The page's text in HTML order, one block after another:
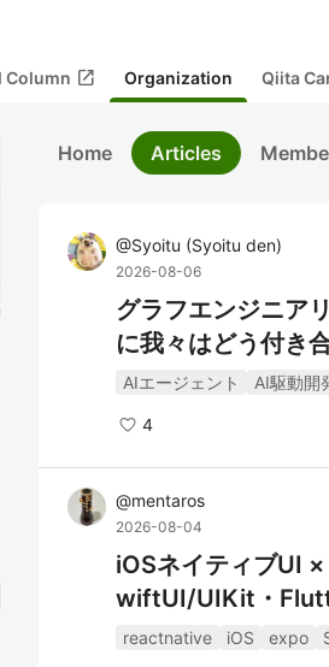
Column open_in_new Organization Qiita
Home Articles
@Syoitu (Syoitu den)
2026-08-06
グラフエンジニア
に我々はどう付き
AIエージェント AI駆動開
4
@mentaros
2026-08-04
iOSネイティブUI
wiftUI/UIKit・
reactnative iOS expo